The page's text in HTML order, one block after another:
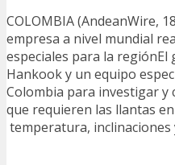
COLOMBIA (AndeanWire,
empresa a nivel mundial
especiales para la
Hankook y un equipo
Colombia para investigar y
que requieren las llantas
temperatura,